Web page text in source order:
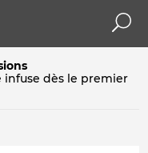
infuse dès le premier